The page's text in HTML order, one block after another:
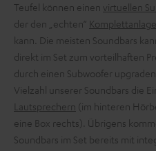
Teufel können einen virtuellen
der den „echten“
kann. Die meisten Soundbars
direkt im Set zum vorteilhaften
durch einen Subwoofer
Vielzahl unserer Soundbars die
Lautsprechern (im hinteren
eine Box rechts). Übrigens
Soundbars im Set bereits mit